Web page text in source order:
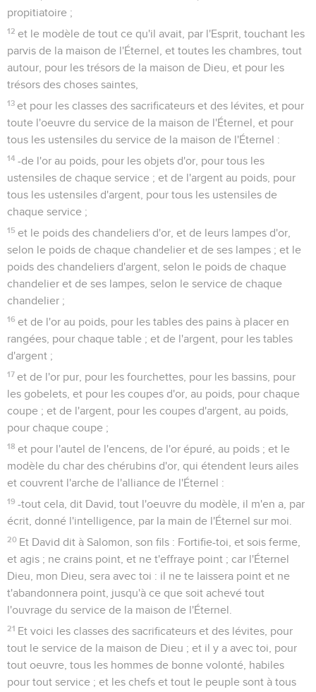
propitiatoire ;
12 et le modèle de tout ce qu'il avait, par l'Esprit, touchant les
parvis de la maison de l'Éternel, et toutes les chambres, tout
autour, pour les trésors de la maison de Dieu, et pour les
trésors des choses saintes,
13 et pour les classes des sacrificateurs et des lévites, et pour
toute l'oeuvre du service de la maison de l'Éternel, et pour
tous les ustensiles du service de la maison de l'Éternel :
14 -de l'or au poids, pour les objets d'or, pour tous les
ustensiles de chaque service ; et de l'argent au poids, pour
tous les ustensiles d'argent, pour tous les ustensiles de
chaque service ;
15 et le poids des chandeliers d'or, et de leurs lampes d'or,
selon le poids de chaque chandelier et de ses lampes ; et le
poids des chandeliers d'argent, selon le poids de chaque
chandelier et de ses lampes, selon le service de chaque
chandelier ;
16 et de l'or au poids, pour les tables des pains à placer en
rangées, pour chaque table ; et de l'argent, pour les tables
d'argent ;
17 et de l'or pur, pour les fourchettes, pour les bassins, pour
les gobelets, et pour les coupes d'or, au poids, pour chaque
coupe ; et de l'argent, pour les coupes d'argent, au poids,
pour chaque coupe ;
18 et pour l'autel de l'encens, de l'or épuré, au poids ; et le
modèle du char des chérubins d'or, qui étendent leurs ailes
et couvrent l'arche de l'alliance de l'Éternel :
19 -tout cela, dit David, tout l'oeuvre du modèle, il m'en a, par
écrit, donné l'intelligence, par la main de l'Éternel sur moi.
20 Et David dit à Salomon, son fils : Fortifie-toi, et sois ferme,
et agis ; ne crains point, et ne t'effraye point ; car l'Éternel
Dieu, mon Dieu, sera avec toi : il ne te laissera point et ne
t'abandonnera point, jusqu'à ce que soit achevé tout
l'ouvrage du service de la maison de l'Éternel.
21 Et voici les classes des sacrificateurs et des lévites, pour
tout le service de la maison de Dieu ; et il y a avec toi, pour
tout oeuvre, tous les hommes de bonne volonté, habiles
pour tout service ; et les chefs et tout le peuple sont à tous